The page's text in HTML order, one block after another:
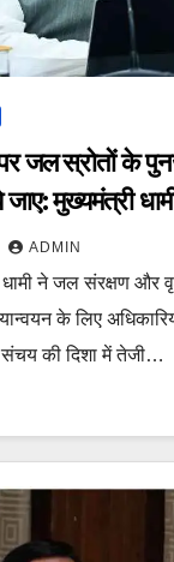
जल स्रोतों के
मुख्यमंत्री
ADMIN
ने जल संरक्षण और
के लिए
की दिशा में तेजी…